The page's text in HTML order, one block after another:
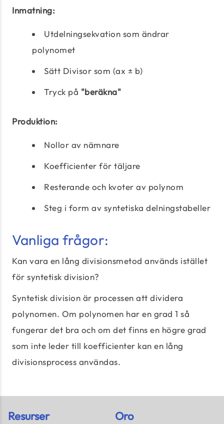
Inmatning:
Utdelningsekvation som ändrar
polynomet
Sätt Divisor som (ax ± b)
Tryck på "beräkna"
Produktion:
Nollor av nämnare
Koefficienter för täljare
Resterande och kvoter av polynom
Steg i form av syntetiska delningstabeller
Vanliga frågor:
Kan vara en lång divisionsmetod används istället
för syntetisk division?
Syntetisk division är processen att dividera
polynomen. Om polynomen har en grad 1 så
fungerar det bra och om det finns en högre grad
som inte leder till koefficienter kan en lång
divisionsprocess användas.
Resurser Oro